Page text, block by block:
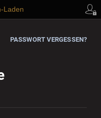
Laden
PASSWORT VERGESSEN?